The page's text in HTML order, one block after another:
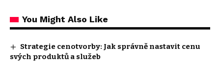
You Might Also Like
Strategie cenotvorby: Jak správně nastavit cenu
svých produktů a služeb